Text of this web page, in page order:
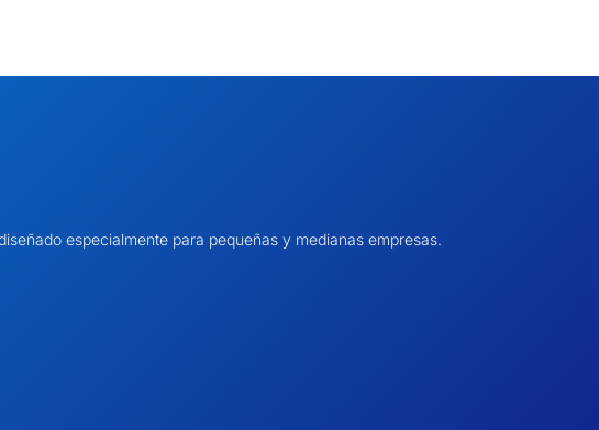
especialmente para pequeñas y medianas empresas.